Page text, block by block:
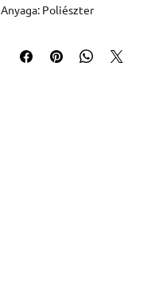
Anyaga: Poliészter